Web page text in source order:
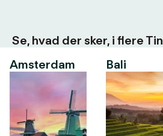
Se, hvad der sker, i flere
Amsterdam
Bali